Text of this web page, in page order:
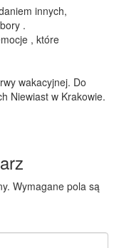
innych,
.
, które
wakacyjnej. Do
Niewiast w Krakowie.
Wymagane pola są